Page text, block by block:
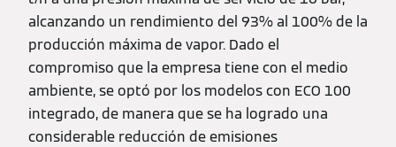
alcanzando un rendimiento del 93% al 100% de la
producción máxima de vapor. Dado el
compromiso que la empresa tiene con el medio
ambiente, se optó por los modelos con ECO 100
integrado, de manera que se ha logrado una
considerable reducción de emisiones